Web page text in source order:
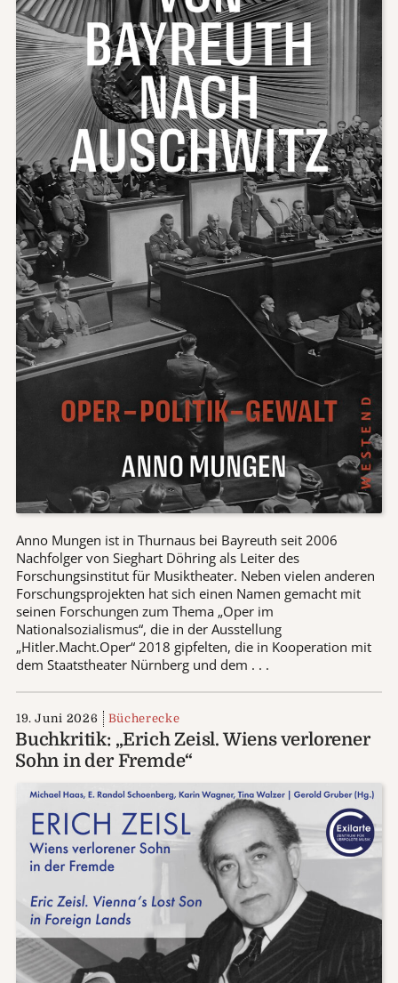
Anno Mungen ist in Thurnaus bei Bayreuth seit 2006
Nachfolger von Sieghart Döhring als Leiter des
Forschungsinstitut für Musiktheater. Neben vielen anderen
Forschungsprojekten hat sich einen Namen gemacht mit
seinen Forschungen zum Thema „Oper im
Nationalsozialismus“, die in der Ausstellung
„Hitler.Macht.Oper“ 2018 gipfelten, die in Kooperation mit
dem Staatstheater Nürnberg und dem . . .
19. Juni 2026 Bücherecke
Buchkritik: „Erich Zeisl. Wiens verlorener
Sohn in der Fremde“